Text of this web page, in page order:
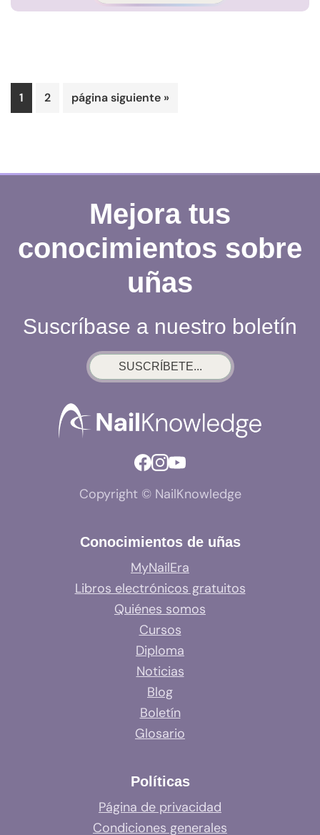
Página
1 Página
2
Ir
página siguiente »
Mejora tus
conocimientos sobre
uñas
Suscríbase a nuestro boletín
SUSCRÍBETE...
Copyright © NailKnowledge
Conocimientos de uñas
MyNailEra
Libros electrónicos gratuitos
Quiénes somos
Cursos
Diploma
Noticias
Blog
Boletín
Glosario
Políticas
Página de privacidad
Condiciones generales